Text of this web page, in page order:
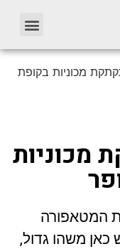
מכוניות בקופת
מכוניות
המטאפורה
כאן משהו גדול,